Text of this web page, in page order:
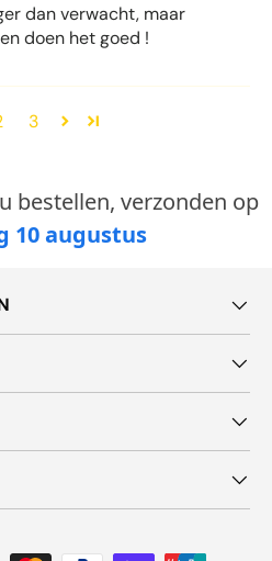
dan verwacht, maar
doen het goed !
3
bestellen, verzonden op
10 augustus